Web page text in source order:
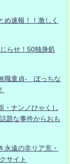
め速報！！激しく
らせ！50独身処
職童貞- ぼっちな
・ナンノひゃくし
題な事件からおも
永遠の非リア充・
サイト